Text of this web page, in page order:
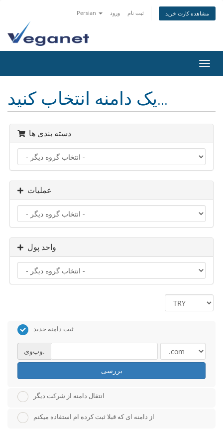
Persian ورود ثبت نام مشاهده کارت خرید
تغییر
یک دامنه انتخاب کنید...
دسته بندی ها
عملیات
واحد پول
ثبت دامنه جدید
وب‌وی.
بررسی
انتقال دامنه از شرکت دیگر
از دامنه ای که قبلا ثبت کرده ام استفاده میکنم